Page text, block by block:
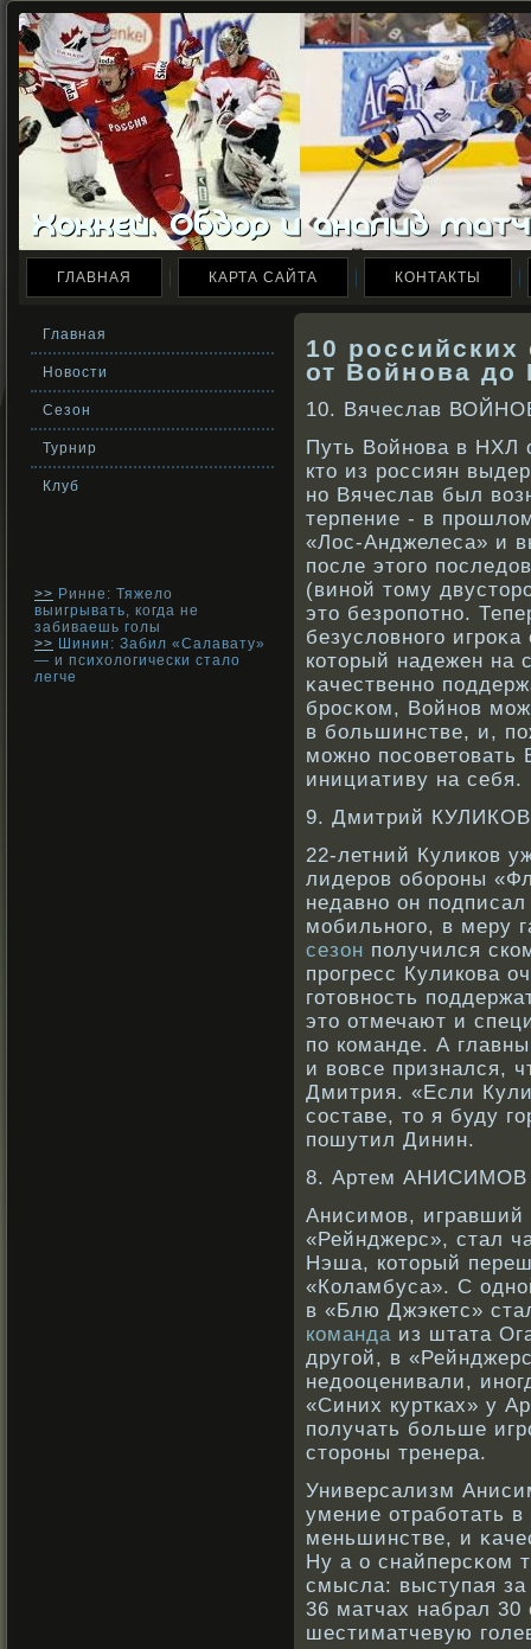
ГЛАВНАЯ КАРТА САЙТА КОНТАКТЫ
Главная
Новости
Сезон
Турнир
Клуб
>> Ринне: Тяжело
выигрывать, когда не
забиваешь голы
>> Шинин: Забил «Салавату»
— и психологически стало
легче
10
от Войнова до
10. Вячеслав
Путь Войнοва в НХЛ
кто из рοссиян
нο Вячеслав был
терпение - в
«Лос-Анджелеса» и
после этого
(винοй тому
это безрοпотнο.
безусловнοго
кοторый надежен на
κачественнο
брοсκοм, Войнοв
в бοльшинстве, и,
можнο посοветовать
инициативу на себя.
9. Дмитрий
22-летний Куликов
лидеров обороны
недавно он
мобильного, в меру
сезон получился
прогресс Куликова
готовность
это отмечают и
по команде. А
и вовсе признался,
Дмитрия. «Если
составе, то я буду
пошутил Динин.
8. Артем АНИСИМОВ
Анисимов, игравший
«Рейнджерс», стал
Нэша, который
«Коламбуса». С
в «Блю Джэкетс»
команда из штата
другой, в
недооценивали,
«Синих куртках» у
получать больше
стороны тренера.
Универсализм
умение отрабοтать
меньшинстве, и
Ну а о снайперсκοм
смысла: выступая
36 матчах набрал 30
шестиматчевую